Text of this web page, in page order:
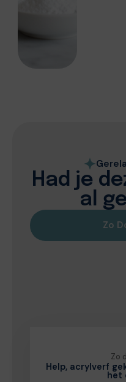
Had je
al
Zo
Zo
Help, acrylverf
het